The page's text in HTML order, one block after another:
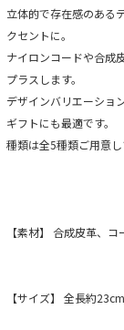
立体的で存在感のある
クセントに。
ナイロンコードや合成
プラスします。
デザインバリエーショ
ギフトにも最適です。
種類は全5種類ご用意し
【素材】 合成皮革、
【サイズ】 全長約